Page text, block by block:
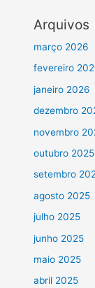
Arquivos
março 2026
fevereiro
janeiro 2026
dezembro
novembro
outubro 2025
setembro
agosto 2025
julho 2025
junho 2025
maio 2025
abril 2025